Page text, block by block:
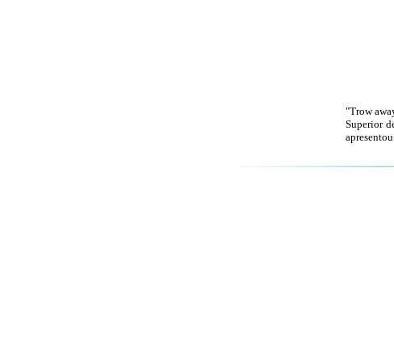
"Trow
Superior